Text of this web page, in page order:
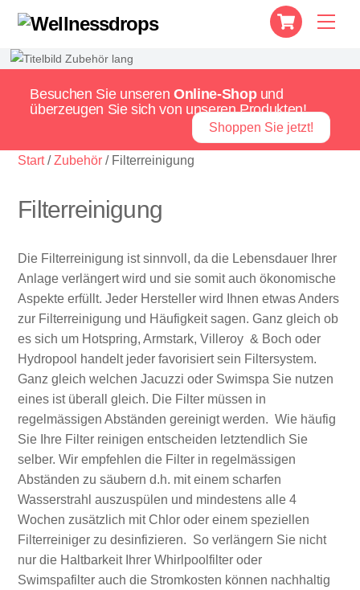
content
Cart
Besuchen Sie unserenOnline-Shopund
überzeugen Sie sich von unseren Produkten!
Shoppen Sie jetzt!
Start/Zubehör / Filterreinigung
Filterreinigung
Die Filterreinigung ist sinnvoll, da die Lebensdauer Ihrer
Anlage verlängert wird und sie somit auch ökonomische
Aspekte erfüllt. Jeder Hersteller wird Ihnen etwas Anders
zur Filterreinigung und Häufigkeit sagen. Ganz gleich ob
es sich um Hotspring, Armstark, Villeroy & Boch oder
Hydropool handelt jeder favorisiert sein Filtersystem.
Ganz gleich welchen Jacuzzi oder Swimspa Sie nutzen
eines ist überall gleich. Die Filter müssen in
regelmässigen Abständen gereinigt werden. Wie häufig
Sie Ihre Filter reinigen entscheiden letztendlich Sie
selber. Wir empfehlen die Filter in regelmässigen
Abständen zu säubern d.h. mit einem scharfen
Wasserstrahl auszuspülen und mindestens alle 4
Wochen zusätzlich mit Chlor oder einem speziellen
Filterreiniger zu desinfizieren. So verlängern Sie nicht
nur die Haltbarkeit Ihrer Whirlpoolfilter oder
Swimspafilter auch die Stromkosten können nachhaltig